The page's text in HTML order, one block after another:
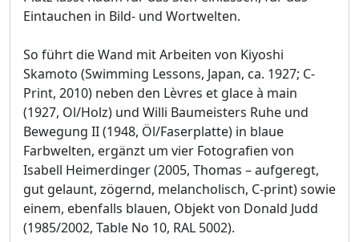
Eintauchen in Bild- und Wortwelten.
So führt die Wand mit Arbeiten von Kiyoshi
Skamoto (Swimming Lessons, Japan, ca. 1927; C-
Print, 2010) neben den Lèvres et glace à main
(1927, Ol/Holz) und Willi Baumeisters Ruhe und
Bewegung II (1948, Öl/Faserplatte) in blaue
Farbwelten, ergänzt um vier Fotografien von
Isabell Heimerdinger (2005, Thomas – aufgeregt,
gut gelaunt, zögernd, melancholisch, C-print) sowie
einem, ebenfalls blauen, Objekt von Donald Judd
(1985/2002, Table No 10, RAL 5002).